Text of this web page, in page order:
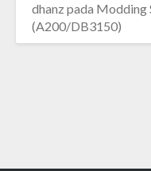
dhanz pada Modding
(A200/DB3150)